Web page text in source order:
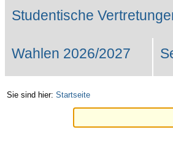
Studentische
Wahlen 2026/2027
Sie sind hier: Startseite